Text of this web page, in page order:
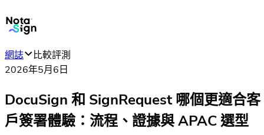
網誌
比較評測
2026年5月6日
DocuSign 和 SignRequest 哪個更適合客
戶簽署體驗：流程、證據與 APAC 選型